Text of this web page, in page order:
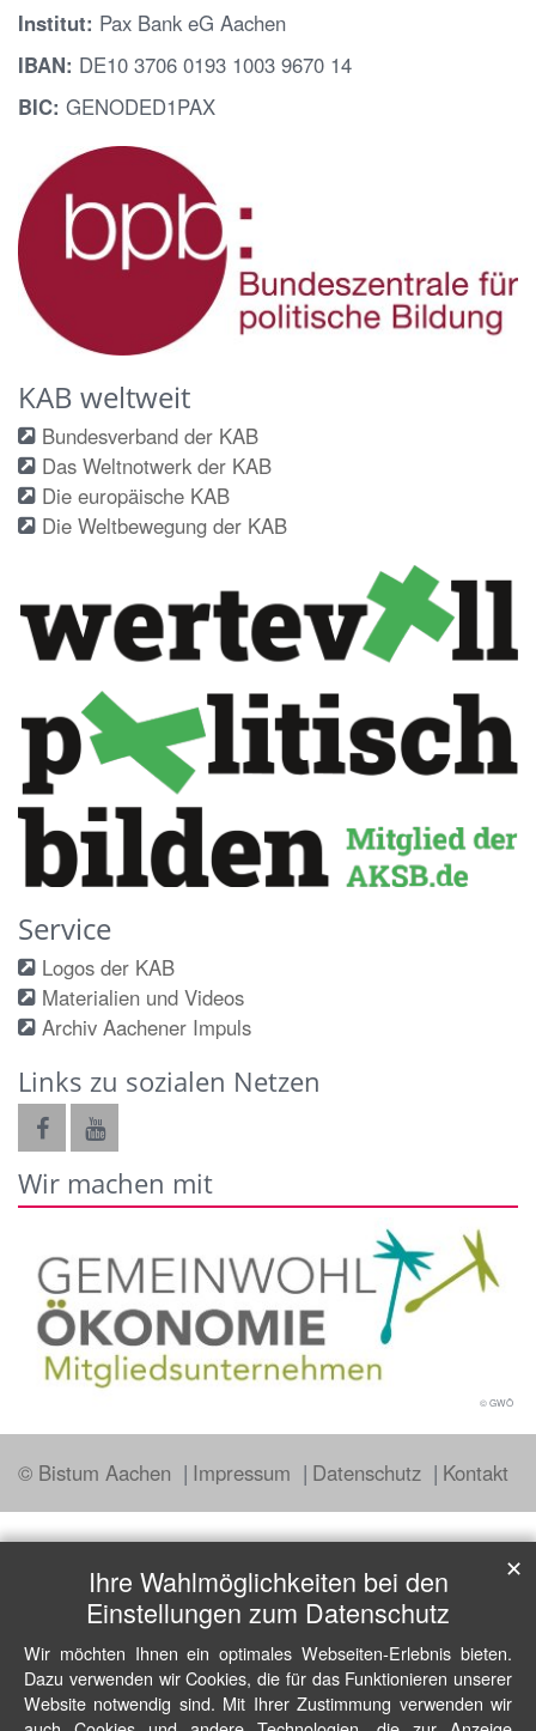
Institut: Pax Bank eG Aachen
IBAN: DE10 3706 0193 1003 9670 14
BIC: GENODED1PAX
KAB weltweit
Bundesverband der KAB
Das Weltnotwerk der KAB
Die europäische KAB
Die Weltbewegung der KAB
Service
Logos der KAB
Materialien und Videos
Archiv Aachener Impuls
Links zu sozialen Netzen
Wir machen mit
© GWÖ
© Bistum Aachen Impressum Datenschutz Kontakt
Ihre Wahlmöglichkeiten bei den
Einstellungen zum Datenschutz
Wir möchten Ihnen ein optimales Webseiten-Erlebnis bieten.
Dazu verwenden wir Cookies, die für das Funktionieren unserer
Website notwendig sind. Mit Ihrer Zustimmung verwenden wir
✕